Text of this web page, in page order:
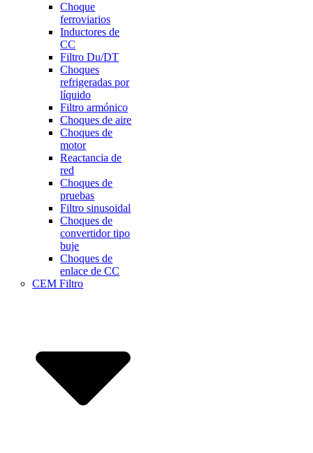
Choque
ferroviarios
Inductores de
CC
Filtro Du/DT
Choques
refrigeradas por
líquido
Filtro armónico
Choques de aire
Choques de
motor
Reactancia de
red
Choques de
pruebas
Filtro sinusoidal
Choques de
convertidor tipo
buje
Choques de
enlace de CC
CEM Filtro